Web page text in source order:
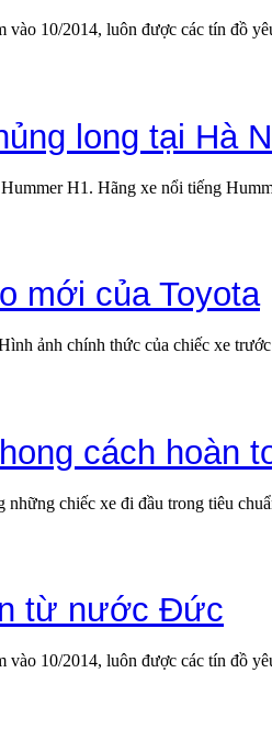
10/2014, luôn được các tín đồ
long tại Hà
H1. Hãng xe nổi tiếng
mới của Toyota
ảnh chính thức của chiếc xe
cách hoàn
chiếc xe đi đầu trong tiêu
từ nước Đức
10/2014, luôn được các tín đồ